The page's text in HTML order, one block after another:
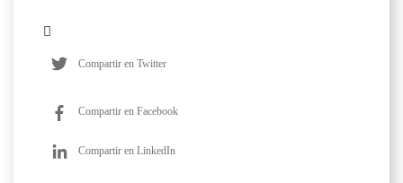
Compartir en Twitter
Compartir en Facebook
Compartir en LinkedIn